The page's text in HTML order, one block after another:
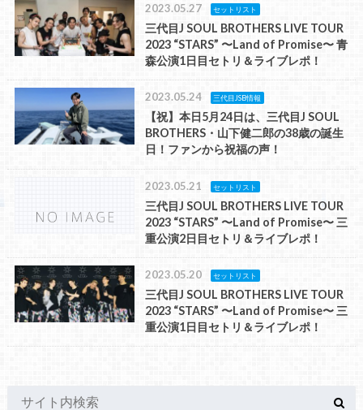
2023.05.27 セットリスト
三代目J SOUL BROTHERS LIVE TOUR
2023 “STARS” 〜Land of Promise〜 青
森公演1日目セトリ＆ライブレポ！
2023.05.24 三代目JSB情報
【祝】本日5月24日は、三代目J SOUL
BROTHERS・山下健二郎の38歳の誕生
日！ファンから祝福の声！
2023.05.21 セットリスト
三代目J SOUL BROTHERS LIVE TOUR
2023 “STARS” 〜Land of Promise〜 三
重公演2日目セトリ＆ライブレポ！
2023.05.20 セットリスト
三代目J SOUL BROTHERS LIVE TOUR
2023 “STARS” 〜Land of Promise〜 三
重公演1日目セトリ＆ライブレポ！